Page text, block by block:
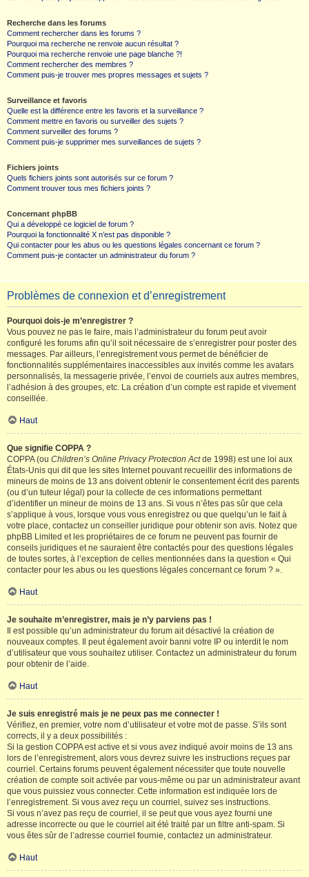
Recherche dans les forums
Comment rechercher dans les forums ?
Pourquoi ma recherche ne renvoie aucun résultat ?
Pourquoi ma recherche renvoie une page blanche ?!
Comment rechercher des membres ?
Comment puis-je trouver mes propres messages et sujets ?
Surveillance et favoris
Quelle est la différence entre les favoris et la surveillance ?
Comment mettre en favoris ou surveiller des sujets ?
Comment surveiller des forums ?
Comment puis-je supprimer mes surveillances de sujets ?
Fichiers joints
Quels fichiers joints sont autorisés sur ce forum ?
Comment trouver tous mes fichiers joints ?
Concernant phpBB
Qui a développé ce logiciel de forum ?
Pourquoi la fonctionnalité X n’est pas disponible ?
Qui contacter pour les abus ou les questions légales concernant ce forum ?
Comment puis-je contacter un administrateur du forum ?
Problèmes de connexion et d’enregistrement
Pourquoi dois-je m’enregistrer ?
Vous pouvez ne pas le faire, mais l’administrateur du forum peut avoir
configuré les forums afin qu’il soit nécessaire de s’enregistrer pour poster des
messages. Par ailleurs, l’enregistrement vous permet de bénéficier de
fonctionnalités supplémentaires inaccessibles aux invités comme les avatars
personnalisés, la messagerie privée, l’envoi de courriels aux autres membres,
l’adhésion à des groupes, etc. La création d’un compte est rapide et vivement
conseillée.
Haut
Que signifie COPPA ?
COPPA (ou Children’s Online Privacy Protection Actde 1998) est une loi aux
États-Unis qui dit que les sites Internet pouvant recueillir des informations de
mineurs de moins de 13 ans doivent obtenir le consentement écrit des parents
(ou d’un tuteur légal) pour la collecte de ces informations permettant
d’identifier un mineur de moins de 13 ans. Si vous n’êtes pas sûr que cela
s’applique à vous, lorsque vous vous enregistrez ou que quelqu’un le fait à
votre place, contactez un conseiller juridique pour obtenir son avis. Notez que
phpBB Limited et les propriétaires de ce forum ne peuvent pas fournir de
conseils juridiques et ne sauraient être contactés pour des questions légales
de toutes sortes, à l’exception de celles mentionnées dans la question « Qui
contacter pour les abus ou les questions légales concernant ce forum ? ».
Haut
Je souhaite m’enregistrer, mais je n’y parviens pas !
Il est possible qu’un administrateur du forum ait désactivé la création de
nouveaux comptes. Il peut également avoir banni votre IP ou interdit le nom
d’utilisateur que vous souhaitez utiliser. Contactez un administrateur du forum
pour obtenir de l’aide.
Haut
Je suis enregistré mais je ne peux pas me connecter !
Vérifiez, en premier, votre nom d’utilisateur et votre mot de passe. S’ils sont
corrects, il y a deux possibilités :
Si la gestion COPPA est active et si vous avez indiqué avoir moins de 13 ans
lors de l’enregistrement, alors vous devrez suivre les instructions reçues par
courriel. Certains forums peuvent également nécessiter que toute nouvelle
création de compte soit activée par vous-même ou par un administrateur avant
que vous puissiez vous connecter. Cette information est indiquée lors de
l’enregistrement. Si vous avez reçu un courriel, suivez ses instructions.
Si vous n’avez pas reçu de courriel, il se peut que vous ayez fourni une
adresse incorrecte ou que le courriel ait été traité par un filtre anti-spam. Si
vous êtes sûr de l’adresse courriel fournie, contactez un administrateur.
Haut